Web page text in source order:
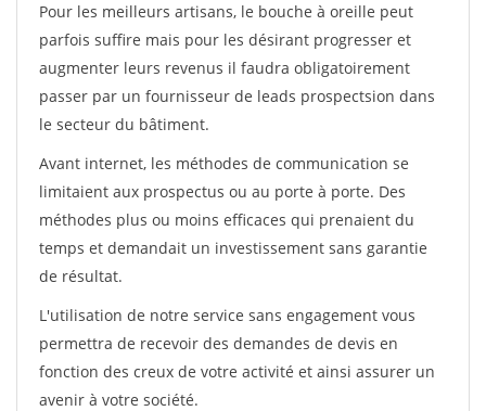
Pour les meilleurs artisans, le bouche à oreille peut
parfois suffire mais pour les désirant progresser et
augmenter leurs revenus il faudra obligatoirement
passer par un fournisseur de leads prospectsion dans
le secteur du bâtiment.
Avant internet, les méthodes de communication se
limitaient aux prospectus ou au porte à porte. Des
méthodes plus ou moins efficaces qui prenaient du
temps et demandait un investissement sans garantie
de résultat.
L'utilisation de notre service sans engagement vous
permettra de recevoir des demandes de devis en
fonction des creux de votre activité et ainsi assurer un
avenir à votre société.